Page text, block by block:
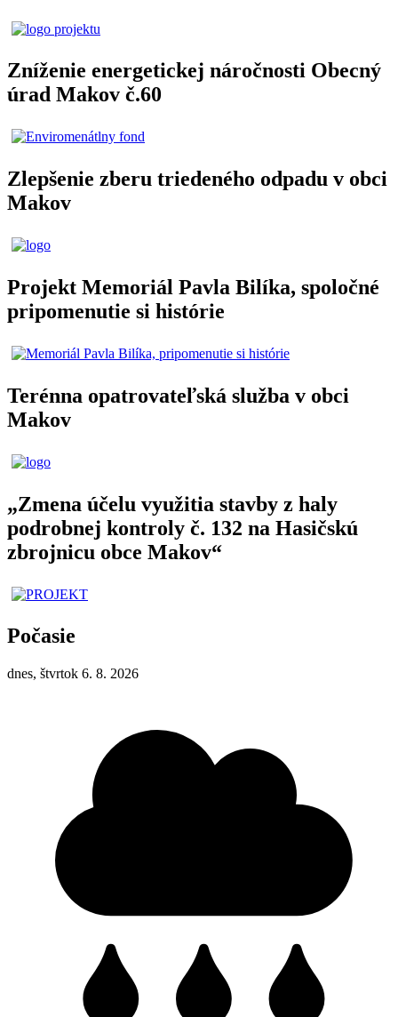
Zníženie energetickej náročnosti Obecný
úrad Makov č.60
Zlepšenie zberu triedeného odpadu v obci
Makov
Projekt Memoriál Pavla Bilíka, spoločné
pripomenutie si histórie
Terénna opatrovateľská služba v obci
Makov
„Zmena účelu využitia stavby z haly
podrobnej kontroly č. 132 na Hasičskú
zbrojnicu obce Makov“
Počasie
dnes, štvrtok 6. 8. 2026